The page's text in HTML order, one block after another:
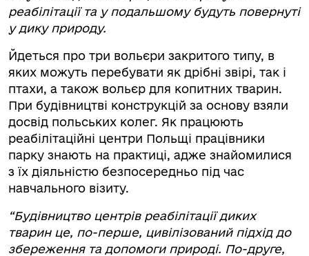
реабілітації та у подальшому будуть повернуті
у дику природу.
Йдеться про три вольєри закритого типу, в
яких можуть перебувати як дрібні звірі, так і
птахи, а також вольєр для копитних тварин.
При будівництві конструкцій за основу взяли
досвід польських колег. Як працюють
реабілітаційні центри Польщі працівники
парку знають на практиці, адже знайомилися
з їх діяльністю безпосередньо під час
навчального візиту.
“Будівництво центрів реабілітації диких
тварин це, по-перше, цивілізований підхід до
збереження та допомоги природі. По-друге,